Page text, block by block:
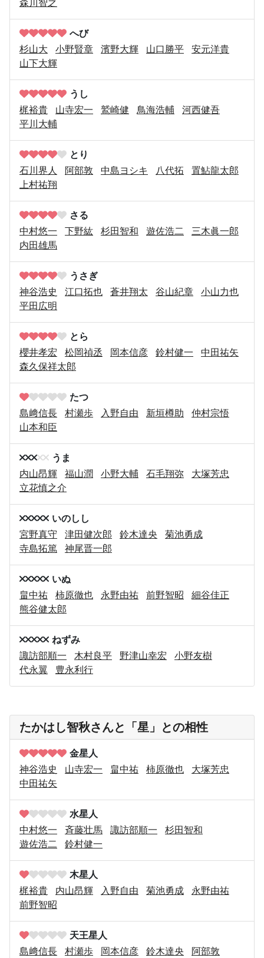
へび
杉山大
小野賢章 濱野大輝 山口勝平
安元洋貴
山下大輝
うし
梶裕貴
山寺宏一 鷲崎健 鳥海浩輔
河西健吾
平川大輔
とり
石川界人
阿部敦 中島ヨシキ 八代拓
置鮎龍太郎
上村祐翔
さる
中村悠一
下野紘 杉田智和 遊佐浩二
三木眞一郎
内田雄馬
うさぎ
神谷浩史
江口拓也 蒼井翔太 谷山紀章
小山力也
平田広明
とら
櫻井孝宏
松岡禎丞 岡本信彦 鈴村健一
中田祐矢
森久保祥太郎
たつ
島﨑信長
村瀬歩 入野自由 新垣樽助
仲村宗悟
山本和臣
うま
内山昂輝
福山潤 小野大輔 石毛翔弥
大塚芳忠
立花慎之介
いのしし
宮野真守
津田健次郎 鈴木達央
菊池勇成
寺島拓篤
神尾晋一郎
いぬ
畠中祐
柿原徹也 永野由祐 前野智昭
細谷佳正
熊谷健太郎
ねずみ
諏訪部順一
木村良平 野津山幸宏
小野友樹
代永翼
豊永利行
たかはし智秋さんと「星」との相性
金星人
神谷浩史
山寺宏一 畠中祐 柿原徹也
大塚芳忠
中田祐矢
水星人
中村悠一
斉藤壮馬 諏訪部順一
杉田智和
遊佐浩二
鈴村健一
木星人
梶裕貴
内山昂輝 入野自由 菊池勇成
永野由祐
前野智昭
天王星人
島﨑信長
村瀬歩 岡本信彦 鈴木達央
阿部敦